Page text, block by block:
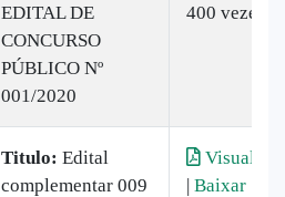
EDITAL DE
CONCURSO
PÚBLICO Nº
001/2020
400 vezes
Titulo: Edital
complementar 009
Visualizar
| Baixar